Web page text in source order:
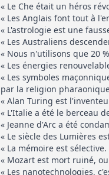
« Le Che était un héros
« Les Anglais font tout à
« L'astrologie est une
« Les Australiens
« Nous n'utilisons que 20
« Les énergies
« Les symboles
par la religion
« Alan Turing est
« L'Italie a été le berceau
« Jeanne d'Arc a été
« Le siècle des Lumières
« La mémoire est sélective.
« Mozart est mort ruiné,
« Les nanotechnologies,